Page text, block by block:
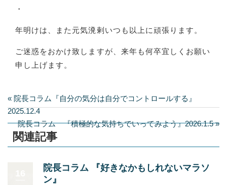
・
年明けは、また元気溌剌いつも以上に頑張ります。
ご迷惑をおかけ致しますが、来年も何卒宜しくお願い
申し上げます。
« 院長コラム『自分の気分は自分でコントロールする』
2025.12.4
院長コラム 『積極的な気持ちでいってみよう』2026.1.5 »
関連記事
院長コラム 『好きなかもしれないマラソ
ン』